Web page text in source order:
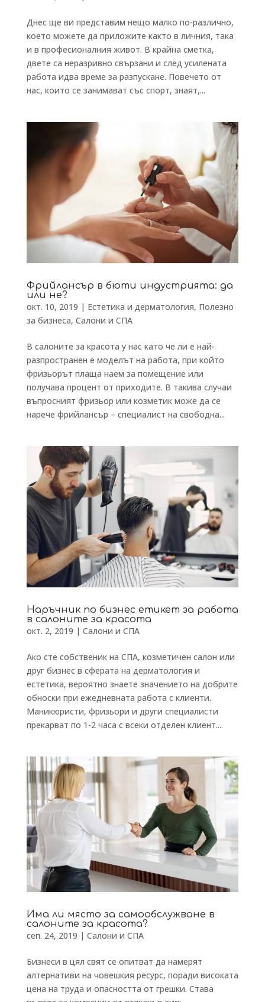
Днес ще ви представим нещо малко по-различно,
което можете да приложите както в личния, така
и в професионалния живот. В крайна сметка,
двете са неразривно свързани и след усилената
работа идва време за разпускане. Повечето от
нас, които се занимават със спорт, знаят,...
Фрийлансър в бюти индустрията: да
или не?
окт. 10, 2019 | Естетика и дерматология, Полезно
за бизнеса, Салони и СПА
В салоните за красота у нас като че ли е най-
разпространен е моделът на работа, при който
фризьорът плаща наем за помещение или
получава процент от приходите. В такива случаи
въпросният фризьор или козметик може да се
нарече фрийлансър – специалист на свободна...
Наръчник по бизнес етикет за работа
в салоните за красота
окт. 2, 2019 | Салони и СПА
Ако сте собственик на СПА, козметичен салон или
друг бизнес в сферата на дерматология и
естетика, вероятно знаете значението на добрите
обноски при ежедневната работа с клиенти.
Маникюристи, фризьори и други специалисти
прекарват по 1-2 часа с всеки отделен клиент....
Има ли място за самообслужване в
салоните за красота?
сеп. 24, 2019 | Салони и СПА
Бизнеси в цял свят се опитват да намерят
алтернативи на човешкия ресурс, поради високата
цена на труда и опасността от грешки. Става